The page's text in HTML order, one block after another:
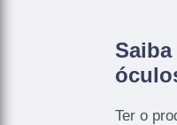
Ter o